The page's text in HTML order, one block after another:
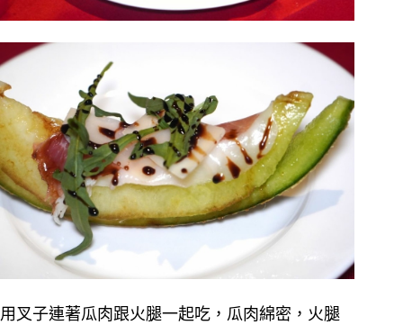
用叉子連著瓜肉跟火腿一起吃，瓜肉綿密，火腿